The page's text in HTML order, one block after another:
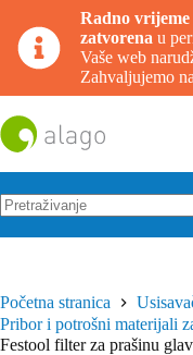
Radno
zatvorena u
Vaše web
Zahvaljujemo
na
sadržaj
Početna stranica
Pribor i potrošni materijali
Festool filter za prašinu